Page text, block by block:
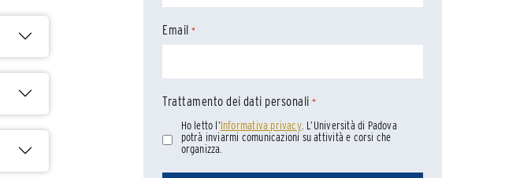
Email *
Trattamento dei dati personali *
Ho letto l’Informativa privacy. L’Università di Padova
potrà inviarmi comunicazioni su attività e corsi che
organizza.